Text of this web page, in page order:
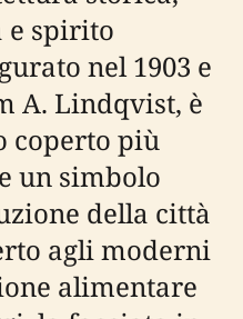
spirito
nel 1903 e
A. Lindqvist, è
coperto più
un simbolo
della città
agli moderni
alimentare